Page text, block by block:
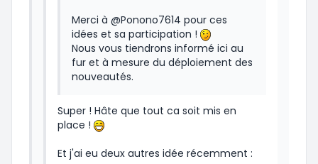
Merci à @Ponono7614 pour ces
idées et sa participation !
Nous vous tiendrons informé ici au
fur et à mesure du déploiement des
nouveautés.
Super ! Hâte que tout ca soit mis en
place !
Et j'ai eu deux autres idée récemment :